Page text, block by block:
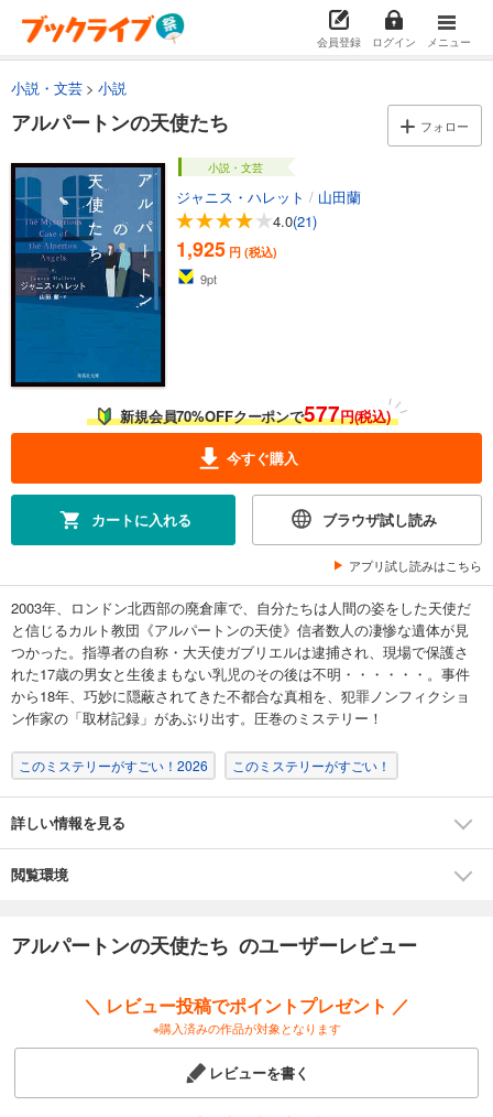
会員登録 ログイン メニュー
小説・文芸 小説
アルパートンの天使たち フォロー
小説・文芸
ジャニス・ハレット / 山田蘭
4.0(21)
1,925 円 (税込)
9pt
新規会員70%OFFクーポンで577円(税込)
今すぐ購入
カートに入れる ブラウザ試し読み
アプリ試し読みはこちら
2003年、ロンドン北西部の廃倉庫で、自分たちは人間の姿をした天使だ
と信じるカルト教団《アルパートンの天使》信者数人の凄惨な遺体が見
つかった。指導者の自称・大天使ガブリエルは逮捕され、現場で保護さ
れた17歳の男女と生後まもない乳児のその後は不明・・・・・・。事件
から18年、巧妙に隠蔽されてきた不都合な真相を、犯罪ノンフィクショ
ン作家の「取材記録」があぶり出す。圧巻のミステリー！
このミステリーがすごい！2026 このミステリーがすごい！
詳しい情報を見る
閲覧環境
アルパートンの天使たち のユーザーレビュー
＼ レビュー投稿でポイントプレゼント ／
※購入済みの作品が対象となります
レビューを書く